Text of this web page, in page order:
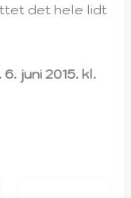
det hele lidt
juni 2015. kl.